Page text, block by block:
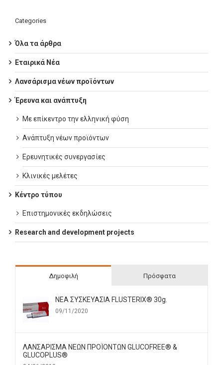
Categories
Όλα τα άρθρα
Εταιρικά Νέα
Λανσάρισμα νέων προϊόντων
Έρευνα και ανάπτυξη
Με επίκεντρο την ελληνική φύση
Ανάπτυξη νέων προϊόντων
Ερευνητικές συνεργασίες
Κλινικές μελέτες
Κέντρο τύπου
Επιστημονικές εκδηλώσεις
Research and development projects
Δημοφιλή Πρόσφατα
ΝΕΑ ΣΥΣΚΕΥΑΣΙΑ FLUSTERIX® 30g.
09/11/2020
ΛΑΝΣΑΡΙΣΜΑ ΝΕΩΝ ΠΡΟΪΟΝΤΩΝ GLUCOFREE® &
GLUCOPLUS®